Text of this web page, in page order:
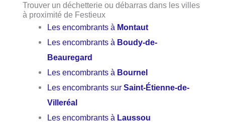
Trouver un déchetterie ou débarras dans les villes
à proximité de Festieux
Les encombrants à Montaut
Les encombrants à Boudy-de-
Beauregard
Les encombrants à Bournel
Les encombrants surSaint-Étienne-de-
Villeréal
Les encombrants à Laussou